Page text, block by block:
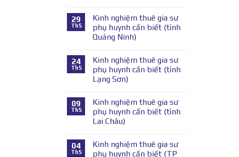
29
Th5
Kinh nghiệm thuê gia sư
phụ huynh cần biết (tỉnh
Quảng Ninh)
24
Th5
Kinh nghiệm thuê gia sư
phụ huynh cần biết (tỉnh
Lạng Sơn)
09
Th5
Kinh nghiệm thuê gia sư
phụ huynh cần biết (tỉnh
Lai Châu)
04
Th5
Kinh nghiệm thuê gia sư
phụ huynh cần biết (TP